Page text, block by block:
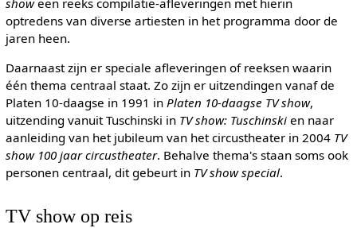
optredens van diverse artiesten in het programma door de
jaren heen.
Daarnaast zijn er speciale afleveringen of reeksen waarin
één thema centraal staat. Zo zijn er uitzendingen vanaf de
Platen 10-daagse in 1991 in Platen 10-daagse TV show,
uitzending vanuit Tuschinski in TV show: Tuschinskien naar
aanleiding van het jubileum van het circustheater in 2004 TV
show 100 jaar circustheater. Behalve thema's staan soms ook
personen centraal, dit gebeurt in TV show special.
TV show op reis